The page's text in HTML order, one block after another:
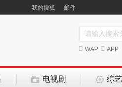
我的搜狐 邮件
WAP APP
电视剧 综艺